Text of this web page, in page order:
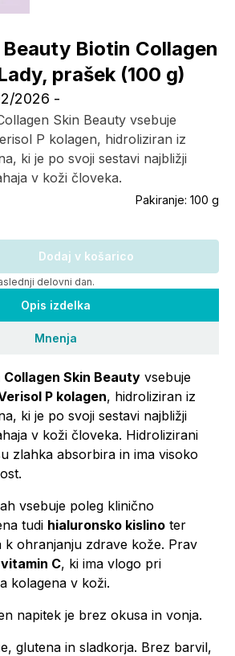
Opis izdelka
Mnenja
Skin Beauty vsebuje
P kolagen, hidroliziran iz
ki je po svoji sestavi najbližji
v koži človeka. Hidrolizirani
zlahka absorbira in ima visoko
vsebuje poleg klinično
tudi hialuronsko kislino ter
k ohranjanju zdrave kože. Prav
vitamin C, ki ima vlogo pri
kolagena v koži.
napitek je brez okusa in vonja.
glutena in sladkorja. Brez barvil,
Biotin Collagen
prašek (100 g)
2026 -
Skin Beauty vsebuje
P kolagen, hidroliziran iz
ki je po svoji sestavi najbližji
v koži človeka.
Pakiranje: 100 g
Dodaj v košarico
delovni dan.